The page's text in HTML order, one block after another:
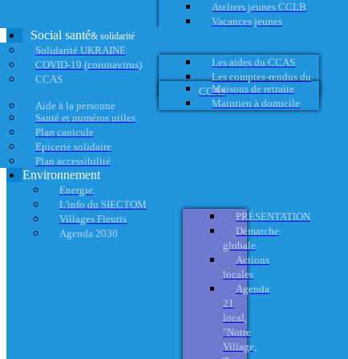
Ateliers jeunes CCLB
Vacances jeunes
Social santé& solidarité
Solidarité UKRAINE
COVID-19 (coronavirus)
CCAS
Les aides du CCAS
Les comptes-rendus du
CCAS
Aide à la personne
Maisons de retraite
Maintien à domicile
Santé et numéros utiles
Plan canicule
Epicerie solidaire
Plan accessibilité
Environnement
Energie
L'info du SIECTOM
Villages Fleuris
Agenda 2030
PRÉSENTATION
Démarche
globale
Actions
locales
Agenda
21
local,
"Notre
Village,